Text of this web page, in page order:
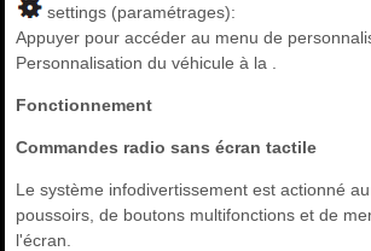
settings (paramétrages):
Appuyer pour accéder au menu de
Personnalisation du véhicule à la .
Fonctionnement
Commandes radio sans écran tactile
Le système infodivertissement est actionné
poussoirs, de boutons multifonctions et de
l'écran.